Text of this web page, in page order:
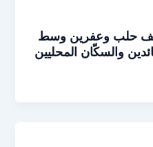
حلب وعفرين وسط
والسكّان المحليين